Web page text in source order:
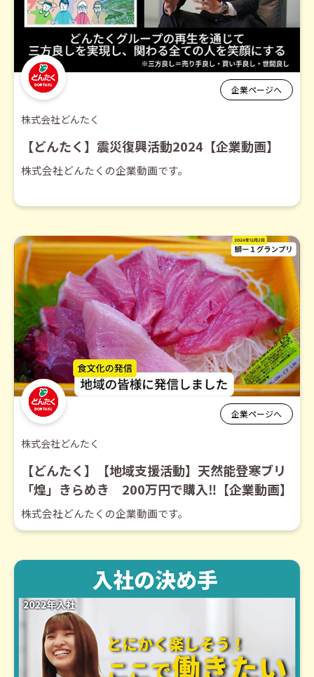
企業ページへ
株式会社どんたく
【どんたく】震災復興活動2024【企業動画】
株式会社どんたくの企業動画です。
企業ページへ
株式会社どんたく
【どんたく】【地域支援活動】天然能登寒ブリ
「煌」きらめき 200万円で購入‼【企業動画】
株式会社どんたくの企業動画です。